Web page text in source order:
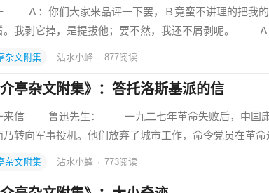
：你们大家来品评一下罢，Ｂ竟蛮不讲理的把我
。我剥它掉，是提拔他；要不然，我还不屑剥呢。
杂文附集 沾水小蜂 · 877阅读
介亭杂文附集》：答托洛斯基派的信
鲁迅先生： 一九二七年革命失败后，中国康缪
乃转向军事投机。他们放弃了城市工作，命令党员在革
杂文附集 沾水小蜂 · 773阅读